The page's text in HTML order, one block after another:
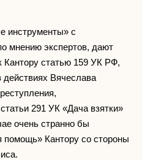
инструменты» с
мнению экспертов, дают
Кантору статью 159 УК РФ,
действиях Вячеслава
291 УК «Дача взятки»
очень странно бы
помощь» Кантору со стороны